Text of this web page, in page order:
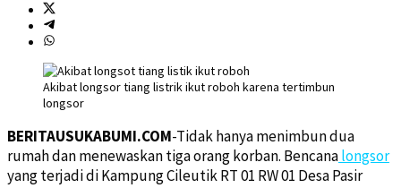
Akibat longsor tiang listrik ikut roboh karena tertimbun
longsor
BERITAUSUKABUMI.COM-Tidak hanya menimbun dua
rumah dan menewaskan tiga orang korban. Bencanalongsor
yang terjadi di Kampung Cileutik RT 01 RW 01 Desa Pasir